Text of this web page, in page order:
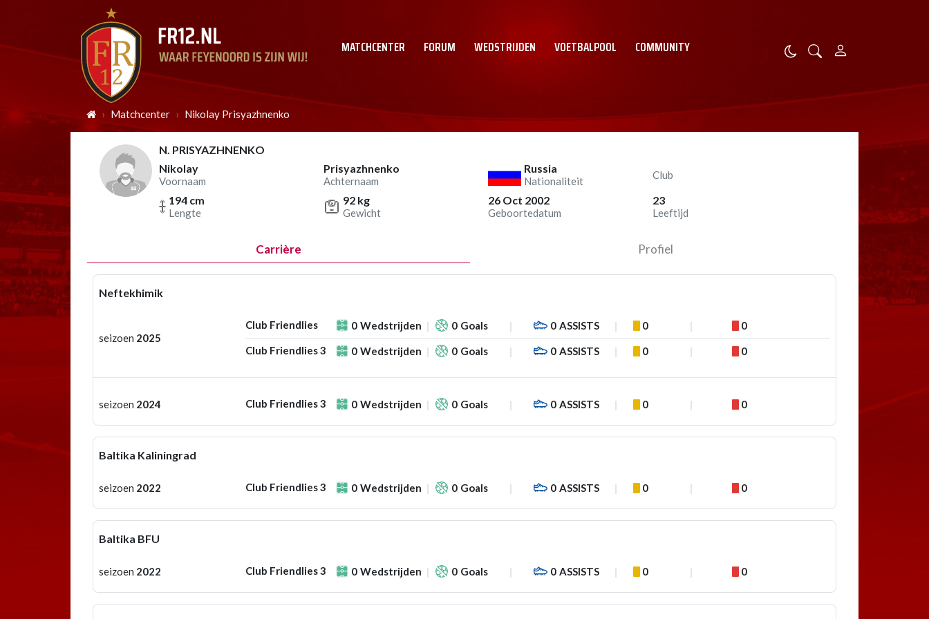
MATCHCENTER FORUM WEDSTRIJDEN VOETBALPOOL COMMUNITY
Matchcenter Nikolay Prisyazhnenko
N. PRISYAZHNENKO
Nikolay
Voornaam
Prisyazhnenko
Achternaam
Russia
Nationaliteit
Club
194 cm
Lengte
92 kg
Gewicht
26 Oct 2002
Geboortedatum
23
Leeftijd
Carrière Profiel
Neftekhimik
seizoen 2025
Club Friendlies 0 Wedstrijden 0 Goals 0 ASSISTS 0 0
Club Friendlies 3 0 Wedstrijden 0 Goals 0 ASSISTS 0 0
seizoen 2024 Club Friendlies 3 0 Wedstrijden 0 Goals 0 ASSISTS 0 0
Baltika Kaliningrad
seizoen 2022 Club Friendlies 3 0 Wedstrijden 0 Goals 0 ASSISTS 0 0
Baltika BFU
seizoen 2022 Club Friendlies 3 0 Wedstrijden 0 Goals 0 ASSISTS 0 0